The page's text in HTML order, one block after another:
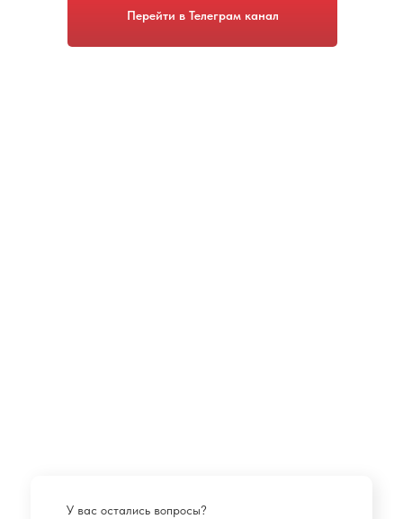
Перейти в Телеграм канал
У вас остались вопросы?